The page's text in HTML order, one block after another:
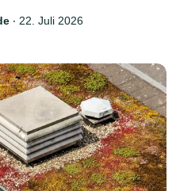
‧ 22. Juli 2026